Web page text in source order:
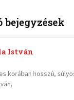
bejegyzések
István
korában hosszú,